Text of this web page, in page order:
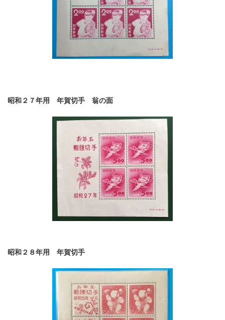
昭和２７年用 年賀切手 翁の面
昭和２８年用 年賀切手